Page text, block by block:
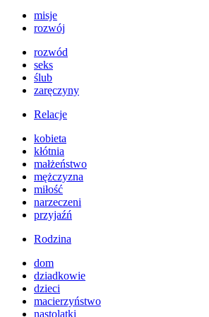
misje
rozwój
rozwód
seks
ślub
zaręczyny
Relacje
kobieta
kłótnia
małżeństwo
mężczyzna
miłość
narzeczeni
przyjaźń
Rodzina
dom
dziadkowie
dzieci
macierzyństwo
nastolatki